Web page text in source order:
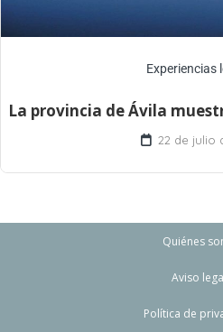
Experiencias
La provincia de Ávila
22 de julio
Quiénes
Aviso
Política de